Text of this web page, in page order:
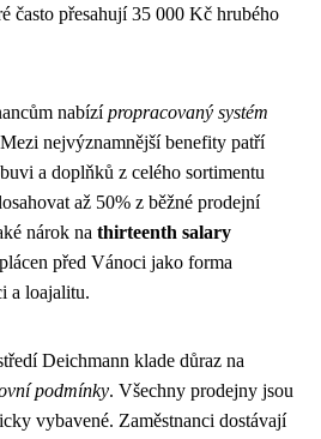
často přesahují 35 000 Kč hrubého
nabízípropracovaný systém
nejvýznamnější benefity patří
a doplňků z celého sortimentu
až 50% z běžné prodejní
nárok na thirteenth salary
před Vánoci jako forma
a loajalitu.
Deichmann klade důraz na
podmínky. Všechny prodejny jsou
vybavené. Zaměstnanci dostávají